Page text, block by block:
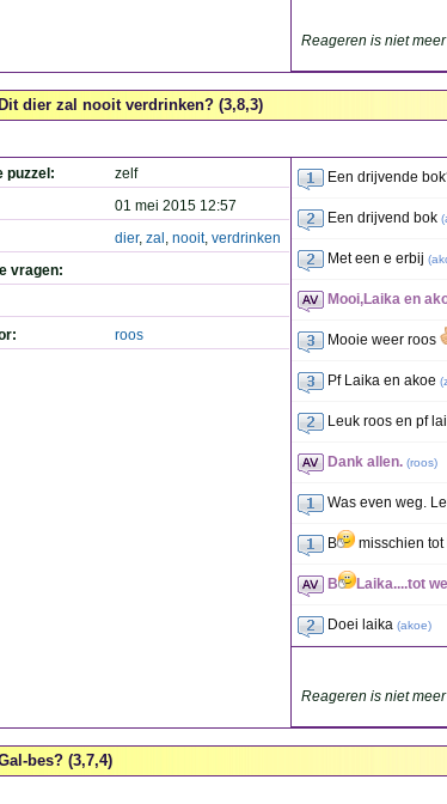
Reageren is niet
dier zal nooit verdrinken? (3,8,3)
puzzel:
zelf
01 mei 2015 12:57
dier, zal , nooit, verdrinken
vragen:
roos
Een drijvende
Een drijvend bok (
Met een e erbij (
Mooi,Laika en
Mooie weer roos
Pf Laika en akoe (
Leuk roos en pf
Dank allen. (roos)
Was even weg.
B misschien tot
B Laika....tot
Doei laika (akoe)
Reageren is niet
bes? (3,7,4)